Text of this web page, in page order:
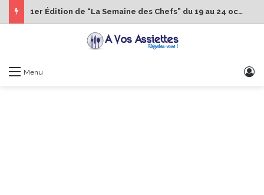
1er Édition de “La Semaine des Chefs” du 19 au 24 octobre 2026
Menu